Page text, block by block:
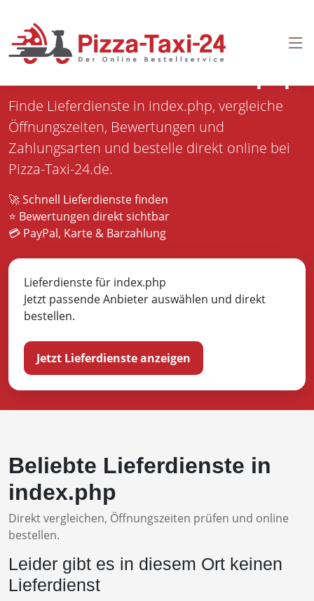
Finde Lieferdienste in index.php, vergleiche
Öffnungszeiten, Bewertungen und
Zahlungsarten und bestelle direkt online bei
Pizza-Taxi-24.de.
🚀 Schnell Lieferdienste finden
⭐ Bewertungen direkt sichtbar
💳 PayPal, Karte & Barzahlung
Lieferdienste für index.php
Jetzt passende Anbieter auswählen und direkt
bestellen.
Jetzt Lieferdienste anzeigen
Beliebte Lieferdienste in
index.php
Direkt vergleichen, Öffnungszeiten prüfen und online
bestellen.
Leider gibt es in diesem Ort keinen
Lieferdienst